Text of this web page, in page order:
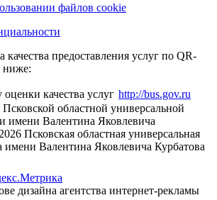
файлов cookie
качества предоставления услуг по QR-
ниже:
http://bus.gov.ru
областной универсальной
имени Валентина Яковлевича
2026 Псковская областная универсальная
имени Валентина Яковлевича Курбатова
дизайна агентства интернет-рекламы